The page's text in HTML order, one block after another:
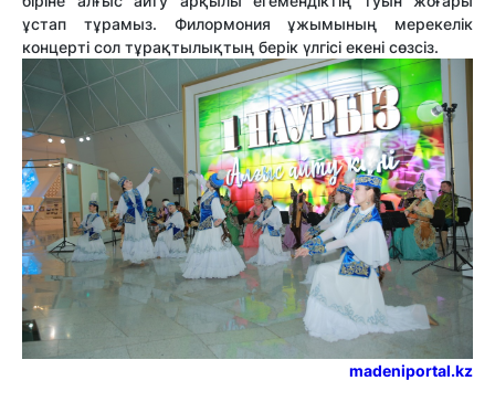
ұстап тұрамыз. Филормония ұжымының мерекелік
концерті сол тұрақтылықтың берік үлгісі екені сөзсіз.
madeniportal.kz